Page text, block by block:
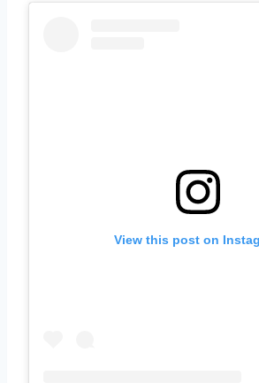
View this post on